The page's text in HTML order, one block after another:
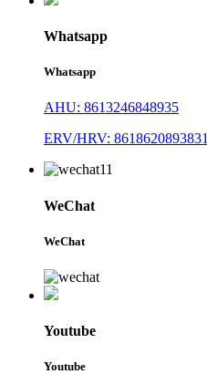
Whatsapp
Whatsapp
AHU: 8613246848935
ERV/HRV: 8618620893831
WeChat
WeChat
Youtube
Youtube